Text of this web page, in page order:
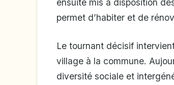
ensuite mis à disposition
permet d’habiter et de
Le tournant décisif
village à la commune.
diversité sociale et